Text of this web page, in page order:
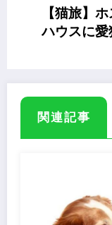
【猫旅】
ハウスに愛
関連記事